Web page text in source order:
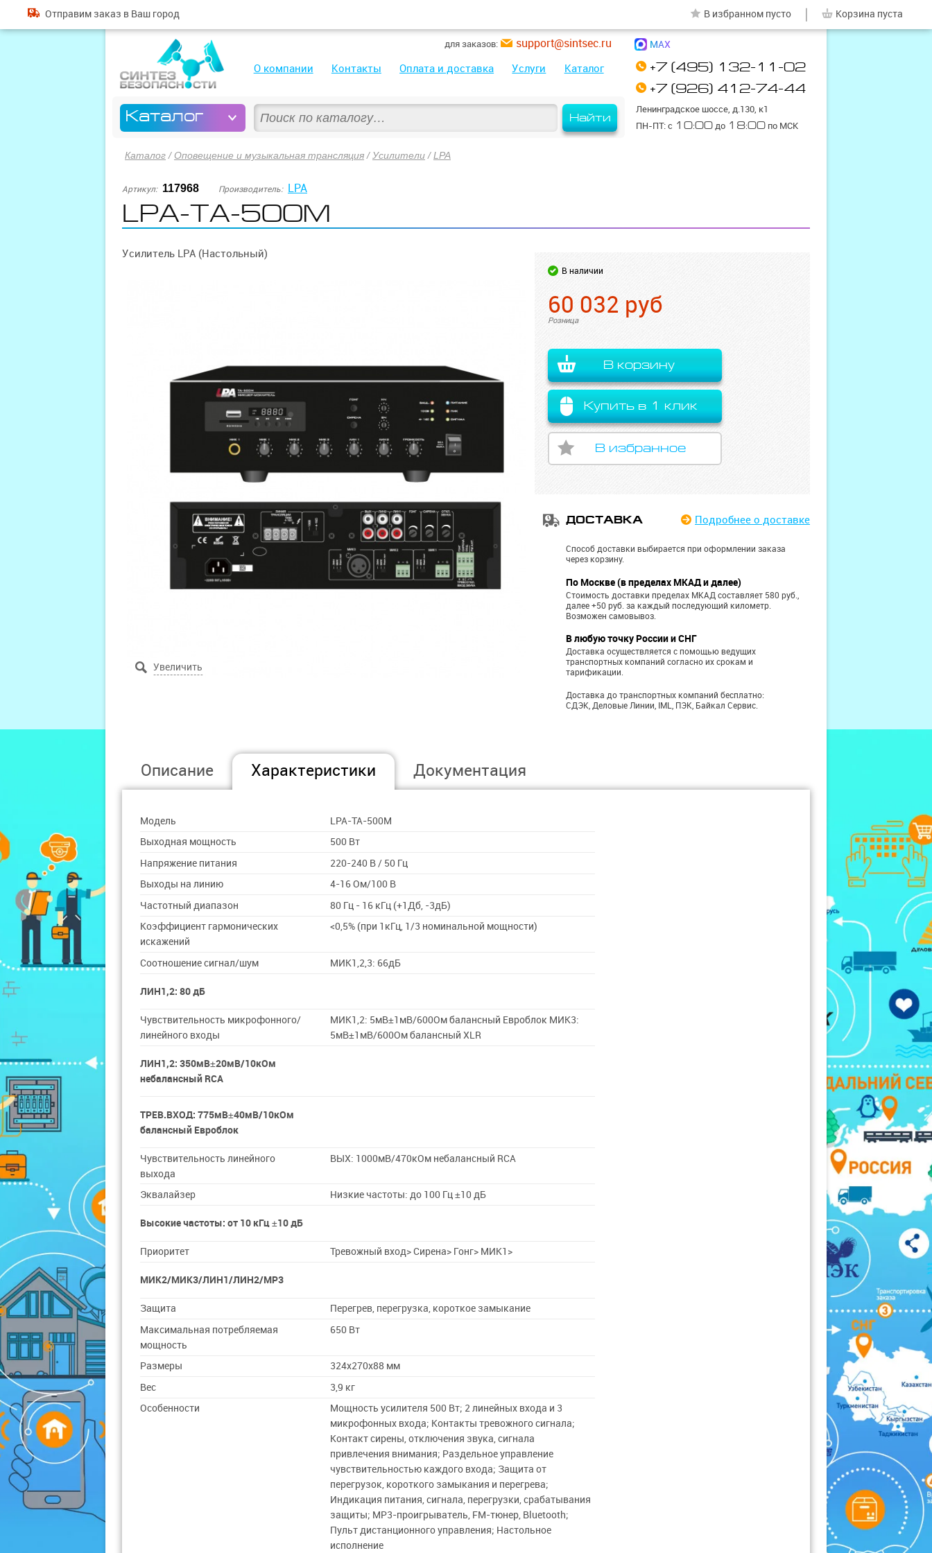
Найти
О компании Контакты Оплата и доставка Услуги Каталог
Каталог
+7 (495) 132-11-02
+7 (926) 412-74-44
Ленинградское шоссе, д.130, к1
ПН-ПТ: с 10:00 до 18:00 по МСК
для заказов: support@sintsec.ru MAX
Отправим заказ в Ваш город В избранном пусто Корзина пуста
Каталог / Оповещение и музыкальная трансляция / Усилители /LPA
Артикул: 117968 Производитель: LPA
LPA-TA-500M
Усилитель LPA (Настольный)
В наличии
60 032 руб
Розница
В корзину
Купить в 1 клик
В избранное
ДОСТАВКА Подробнее о доставке
Способ доставки выбирается при оформлении заказа
через корзину.
По Москве (в пределах МКАД и далее)
Стоимость доставки пределах МКАД составляет 580 руб.,
далее +50 руб. за каждый последующий километр.
Возможен самовывоз.
В любую точку России и СНГ
Доставка осуществляется с помощью ведущих
транспортных компаний согласно их срокам и
тарификации.
Доставка до транспортных компаний бесплатно:
СДЭК, Деловые Линии, IML, ПЭК, Байкал Сервис.
Описание Характеристики Документация
Модель
LPA-TA-500M
Выходная мощность
500 Вт
Напряжение питания
220-240 В / 50 Гц
Выходы на линию
4-16 Ом/100 В
Частотный диапазон
80 Гц - 16 кГц (+1Дб, -3дБ)
Коэффициент гармонических
искажений
<0,5% (при 1кГц, 1/3 номинальной мощности)
Соотношение сигнал/шум МИК1,2,3: 66дБ
ЛИН1,2: 80 дБ
Чувствительность микрофонного/
линейного входы
МИК1,2: 5мВ±1мВ/600Ом балансный Евроблок МИК3:
5мВ±1мВ/600Ом балансный XLR
ЛИН1,2: 350мВ±20мВ/10кОм
небалансный RCA
ТРЕВ.ВХОД: 775мВ±40мВ/10кОм
балансный Евроблок
Чувствительность линейного
выхода
ВЫХ: 1000мВ/470кОм небалансный RCA
Эквалайзер Низкие частоты: до 100 Гц ±10 дБ
Высокие частоты: от 10 кГц ±10 дБ
Приоритет Тревожный вход> Сирена> Гонг> МИК1>
МИК2/МИК3/ЛИН1/ЛИН2/МР3
Защита
Перегрев, перегрузка, короткое замыкание
Максимальная потребляемая
мощность
650 Вт
Размеры
324x270x88 мм
Вес
3,9 кг
Особенности
Мощность усилителя 500 Вт; 2 линейных входа и 3
микрофонных входа; Контакты тревожного сигнала;
Контакт сирены, отключения звука, сигнала
привлечения внимания; Раздельное управление
чувствительностью каждого входа; Защита от
перегрузок, короткого замыкания и перегрева;
Индикация питания, сигнала, перегрузки, срабатывания
защиты; MP3-проигрыватель, FM-тюнер, Bluetooth;
Пульт дистанционного управления; Настольное
исполнение